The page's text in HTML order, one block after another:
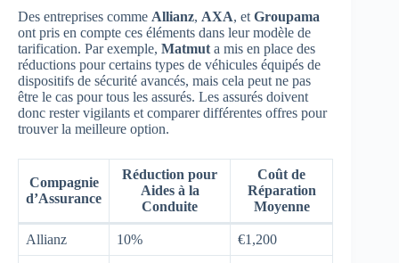
Des entreprises comme Allianz, AXA, etGroupama
ont pris en compte ces éléments dans leur modèle de
tarification. Par exemple, Matmuta mis en place des
réductions pour certains types de véhicules équipés de
dispositifs de sécurité avancés, mais cela peut ne pas
être le cas pour tous les assurés. Les assurés doivent
donc rester vigilants et comparer différentes offres pour
trouver la meilleure option.
Compagnie
d’Assurance
Réduction pour
Aides à la
Conduite
Coût de
Réparation
Moyenne
Allianz 10% €1,200